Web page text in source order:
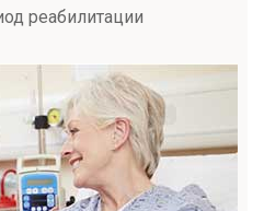
реабилитации